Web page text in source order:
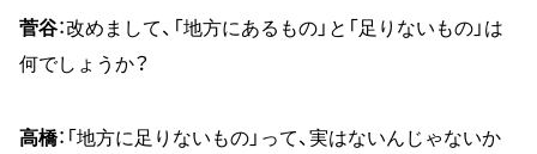
菅谷：改めまして、「地方にあるもの」と「足りないもの」は
何でしょうか？
高橋：「地方に足りないもの」って、実はないんじゃないか